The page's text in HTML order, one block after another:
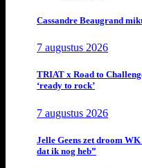
Cassandre Beaugrand
7 augustus 2026
TRIAT x Road to
‘ready to rock’
7 augustus 2026
Jelle Geens zet droom
dat ik nog heb”